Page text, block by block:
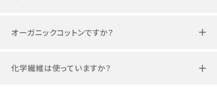
オーガニックコットンですか？
化学繊維は使っていますか？